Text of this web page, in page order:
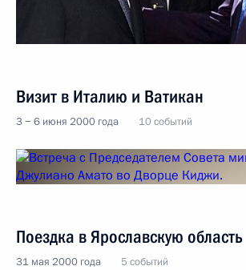
Визит в Италию и Ватикан
3 − 6 июня 2000 года 10 событий
Поездка в Ярославскую область
31 мая 2000 года 5 событий